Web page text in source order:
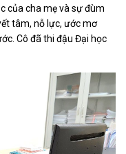
của cha mẹ và sự đùm
tâm, nỗ lực, ước mơ
Cô đã thi đậu Đại học